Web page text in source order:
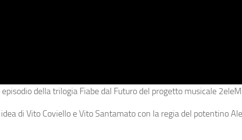
della trilogia Fiabe dal Futuro del progetto musicale
di Vito Coviello e Vito Santamato con la regia del potentino